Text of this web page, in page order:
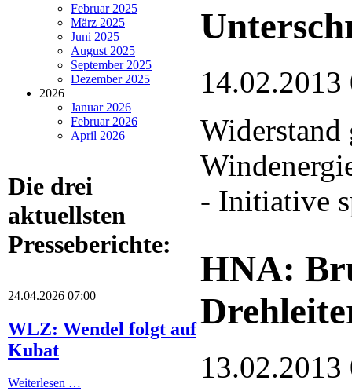
Februar 2025
März 2025
Juni 2025
August 2025
September 2025
Dezember 2025
2026
Januar 2026
Februar 2026
April 2026
Die drei
aktuellsten
Presseberichte:
24.04.2026 07:00
WLZ: Wendel folgt auf
Kubat
Weiterlesen …
14.02.2013
Widerstand
- Initiative
HNA:
13.02.2013